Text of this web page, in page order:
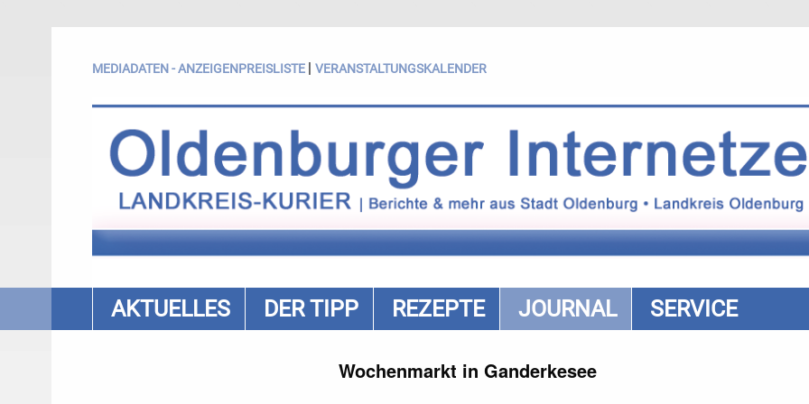
MEDIADATEN - ANZEIGENPREISLISTE | VERANSTALTUNGSKALENDER
AKTUELLES DER TIPP REZEPTE JOURNAL SERVICE
Wochenmarkt in Ganderkesee